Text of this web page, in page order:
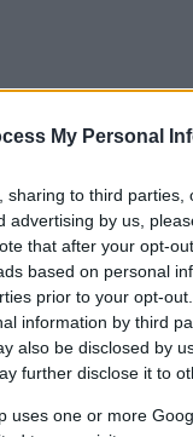
My Personal
sharing to third
advertising by us,
that after your opt-
based on personal
prior to your opt-
information by third
also be disclosed by
further disclose it to
uses one or more